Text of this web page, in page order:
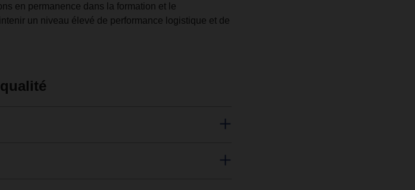
en permanence dans la formation et le
un niveau élevé de performance logistique et de